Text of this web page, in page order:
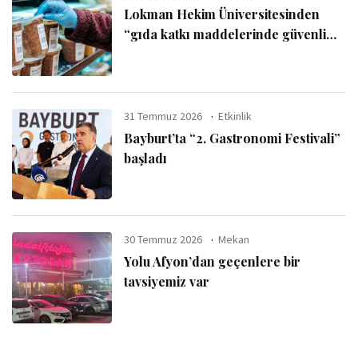
Lokman Hekim Üniversitesinden
“gıda katkı maddelerinde güvenli
31 Temmuz 2026 Etkinlik
Bayburt’ta “2. Gastronomi Festivali”
başladı
30 Temmuz 2026 Mekan
Yolu Afyon’dan geçenlere bir
tavsiyemiz var